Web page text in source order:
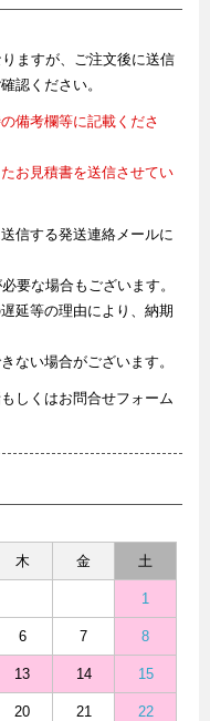
ますが、ご注文後に送信
認ください。
備考欄等に記載くださ
お見積書を送信させてい
信する発送連絡メールに
要な場合もございます。
延等の理由により、納期
ない場合がございます。
しくはお問合せフォーム
木 金 土
1
6 7 8
13 14 15
20 21 22